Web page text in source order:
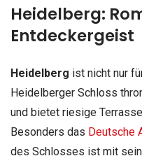
Heidelberg:
Entdeckergeist
Heidelberg ist nicht nur
Heidelberger Schloss
und bietet riesige
Besonders das Deutsche
des Schlosses ist mit